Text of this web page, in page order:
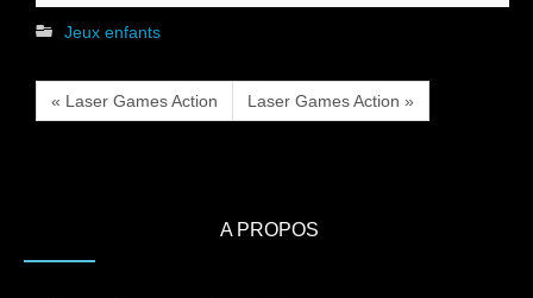
Jeux enfants
« Laser Games Action Laser Games Action »
A PROPOS